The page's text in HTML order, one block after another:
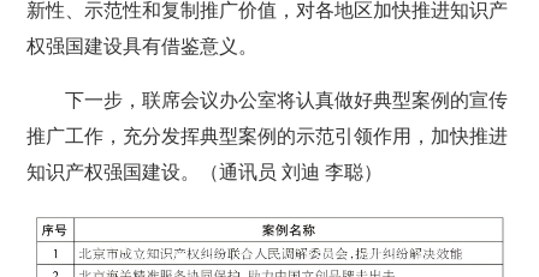
新性、示范性和复制推广价值，对各地区加快推进知识产
权强国建设具有借鉴意义。
下一步，联席会议办公室将认真做好典型案例的宣传
推广工作，充分发挥典型案例的示范引领作用，加快推进
知识产权强国建设。
（通讯员 刘迪 李聪）